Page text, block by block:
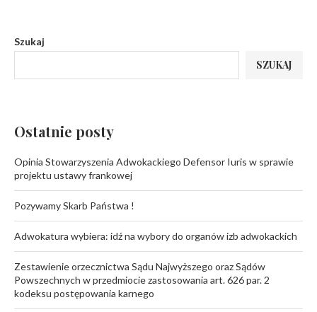
Szukaj
SZUKAJ
Ostatnie posty
Opinia Stowarzyszenia Adwokackiego Defensor Iuris w sprawie
projektu ustawy frankowej
Pozywamy Skarb Państwa !
Adwokatura wybiera: idź na wybory do organów izb adwokackich
Zestawienie orzecznictwa Sądu Najwyższego oraz Sądów
Powszechnych w przedmiocie zastosowania art. 626 par. 2
kodeksu postępowania karnego